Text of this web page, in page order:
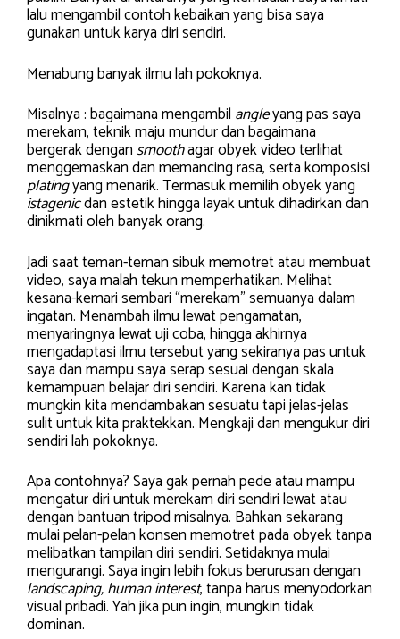
lalu mengambil contoh kebaikan yang bisa saya
gunakan untuk karya diri sendiri.
Menabung banyak ilmu lah pokoknya.
Misalnya : bagaimana mengambil angleyang pas saya
merekam, teknik maju mundur dan bagaimana
bergerak dengan smoothagar obyek video terlihat
menggemaskan dan memancing rasa, serta komposisi
platingyang menarik. Termasuk memilih obyek yang
istagenicdan estetik hingga layak untuk dihadirkan dan
dinikmati oleh banyak orang.
Jadi saat teman-teman sibuk memotret atau membuat
video, saya malah tekun memperhatikan. Melihat
kesana-kemari sembari “merekam” semuanya dalam
ingatan. Menambah ilmu lewat pengamatan,
menyaringnya lewat uji coba, hingga akhirnya
mengadaptasi ilmu tersebut yang sekiranya pas untuk
saya dan mampu saya serap sesuai dengan skala
kemampuan belajar diri sendiri. Karena kan tidak
mungkin kita mendambakan sesuatu tapi jelas-jelas
sulit untuk kita praktekkan. Mengkaji dan mengukur diri
sendiri lah pokoknya.
Apa contohnya? Saya gak pernah pede atau mampu
mengatur diri untuk merekam diri sendiri lewat atau
dengan bantuan tripod misalnya. Bahkan sekarang
mulai pelan-pelan konsen memotret pada obyek tanpa
melibatkan tampilan diri sendiri. Setidaknya mulai
mengurangi. Saya ingin lebih fokus berurusan dengan
landscaping, human interest, tanpa harus menyodorkan
visual pribadi. Yah jika pun ingin, mungkin tidak
dominan.